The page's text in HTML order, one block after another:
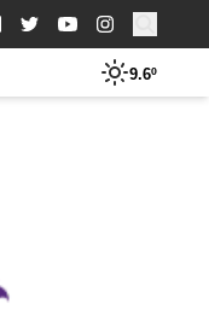
Buscar:
9.6º